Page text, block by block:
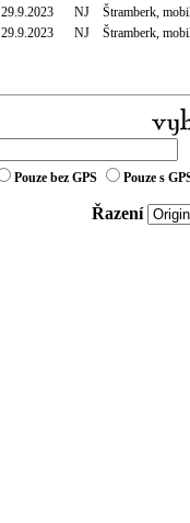
29.9.2023 NJ
Štramberk,
29.9.2023 NJ Štramberk,
Pouze bez GPS Pouze s
Řazení